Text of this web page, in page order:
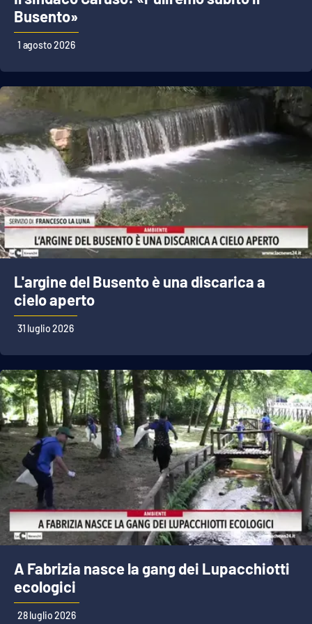
Lacplay.it
Lactv.it
Laconair.it
Lacitymag.it
Lacapitalenews.it
Ilreggino.it
Cosenzachannel.it
Ilvibonese.it
Catanzarochannel.it
Android
Apple
Busento»
1 agosto 2026
L'argine del Busento è una discarica a
cielo aperto
31 luglio 2026
A Fabrizia nasce la gang dei Lupacchiotti
ecologici
28 luglio 2026